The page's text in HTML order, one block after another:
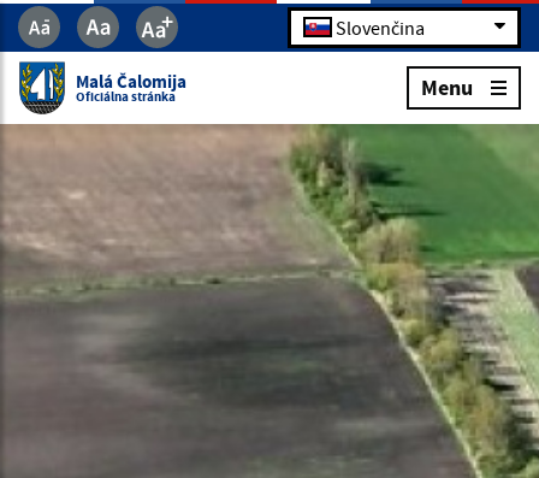
Slovenčina
Malá Čalomija
Oficiálna stránka Menu